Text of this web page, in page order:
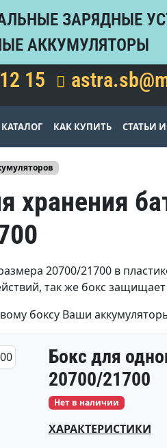
ЗАРЯДНЫЕ
АККУМУЛЯТОРЫ
15
КАТАЛОГ КАК КУПИТЬ СТАТЬИ
хранения
20700/21700 в
так же бокс
боксу Ваши
Бокс для
20700/21700
Нет в наличии
ХАРАКТЕРИСТИКИ